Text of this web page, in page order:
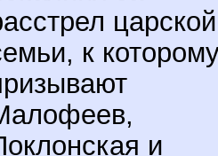
царской
к
и